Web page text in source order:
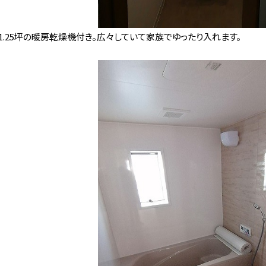
賃貸物件
売物件
建築・リ
ブログ
坪の暖房乾燥機付き。広々していて家族でゆったり入れます。